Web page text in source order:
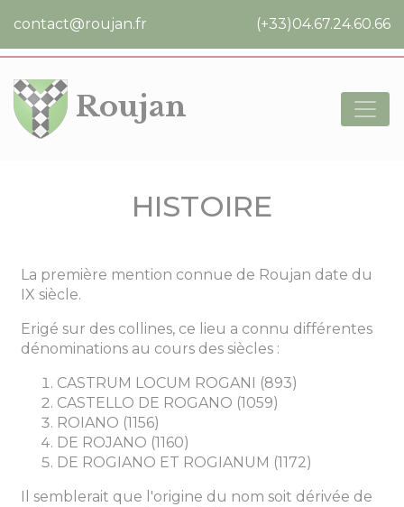
contact@roujan.fr (+33)04.67.24.60.66
Roujan
HISTOIRE
La première mention connue de Roujan date du
IX siècle.
Erigé sur des collines, ce lieu a connu différentes
dénominations au cours des siècles :
CASTRUM LOCUM ROGANI (893)
CASTELLO DE ROGANO (1059)
ROIANO (1156)
DE ROJANO (1160)
DE ROGIANO ET ROGIANUM (1172)
Il semblerait que l'origine du nom soit dérivée de